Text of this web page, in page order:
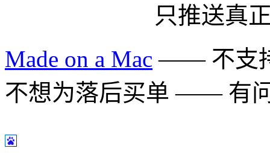
只推送真
Made on a Mac —— 不支
不想为落后买单 —— 有